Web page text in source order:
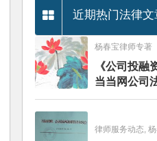
近期热门法律文
杨春宝律师专著
《公司投融
当当网公司
畅销图书榜
律师服务动态,